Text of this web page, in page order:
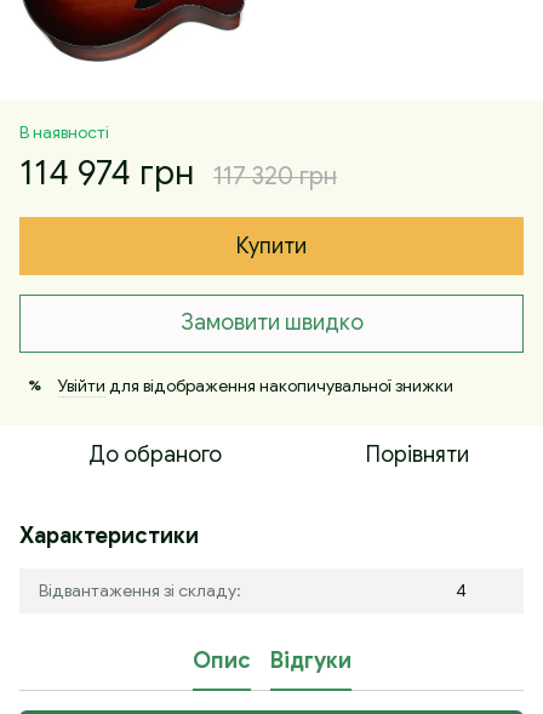
В наявності
114 974 грн 117 320 грн
Купити
Замовити швидко
% Увійти для відображення накопичувальної знижки
До обраного Порівняти
Характеристики
Відвантаження зі складу: 4
Опис Відгуки